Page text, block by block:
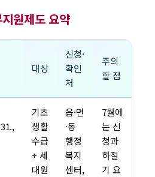
원제도 요약
대상
신청·
확인
처
주의
할 점
기초
생활
수급
+ 세
대원
읍·면
·동
행정
복지
센터,
7월에
는 신
청과
하절
기 요